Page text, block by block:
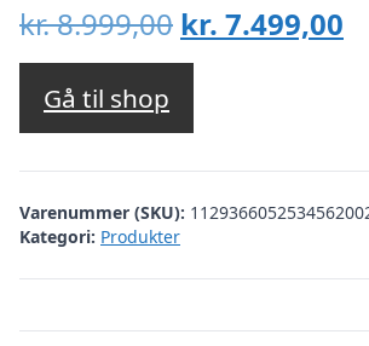
kr.8.999,00 Den
oprindelige
var:
kr. 8.999,00.
kr. 7.499,00
Gå til shop
Varenummer (SKU):
Kategori: Produkter